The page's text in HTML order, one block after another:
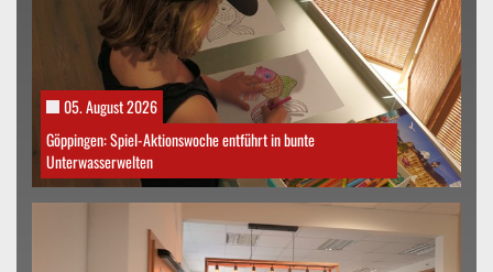
05. August 2026
Göppingen: Spiel-Aktionswoche entführt in bunte
Unterwasserwelten